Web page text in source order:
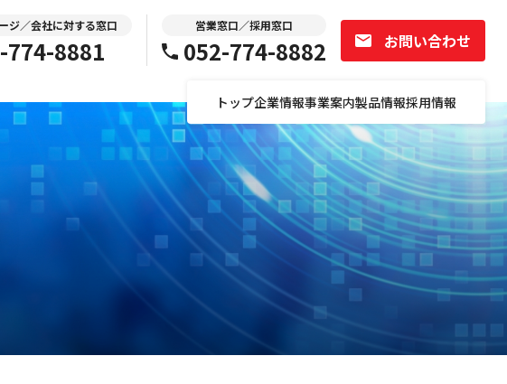
トップ企業情報事業案内製品情報採用情報
選考応募フォーム
会社説明会詳細・予約
研修・働き方データ
募集職種一覧
ジ／会社に対する窓口
774-8881
営業窓口／採用窓口
052-774-8882 お問い合わせ